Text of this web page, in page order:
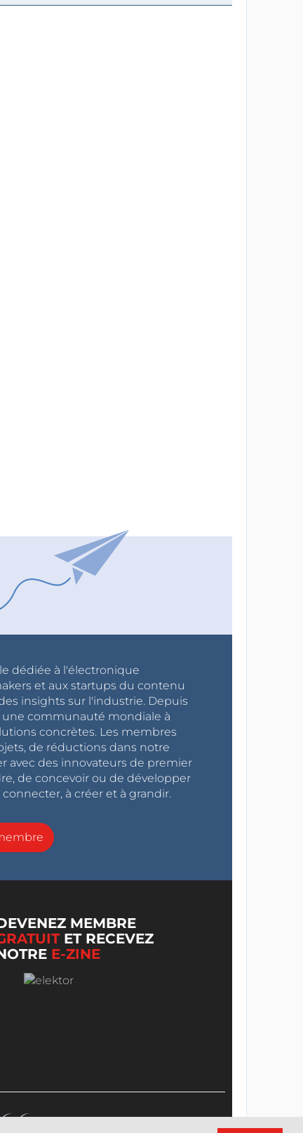
dédiée à l'électronique
et aux startups du contenu
insights sur l'industrie. Depuis
une communauté mondiale à
concrètes. Les membres
de réductions dans notre
avec des innovateurs de premier
de concevoir ou de développer
à créer et à grandir.
MEMBRE
ET RECEVEZ
E-ZINE